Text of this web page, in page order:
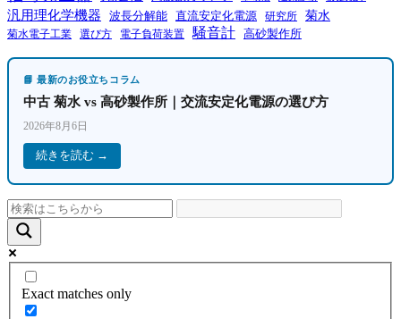
汎用理化学機器
波長分解能 直流安定化電源 研究所 菊水
菊水電子工業 選び方 電子負荷装置 騒音計 高砂製作所
📘 最新のお役立ちコラム
中古 菊水 vs 高砂製作所｜交流安定化電源の選び方
2026年8月6日
続きを読む →
Exact matches only